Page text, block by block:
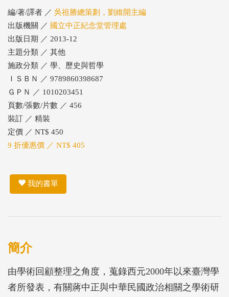
編/著/譯者 ／ 吳祖勝總策劃，劉維開主編
出版機關 ／ 國立中正紀念堂管理處
出版日期 ／ 2013-12
主題分類 ／ 其他
施政分類 ／ 學、歷史與哲學
ＩＳＢＮ ／ 9789860398687
ＧＰＮ ／ 1010203451
頁數/張數/片數 ／ 456
裝訂 ／ 精裝
定價 ／ NT$ 450
9 折優惠價 ／ NT$ 405
我的書單
簡介
由學術回顧整理之角度，蒐錄西元2000年以來臺灣學
者所發表，有關蔣中正與中華民國政治相關之學術研